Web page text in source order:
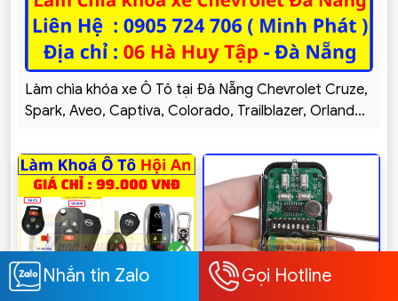
Làm chìa khóa xe Ô Tô tại Đà Nẵng Chevrolet Cruze,
Spark, Aveo, Captiva, Colorado, Trailblazer, Orlando,
Nhắn tin Zalo Gọi Hotline